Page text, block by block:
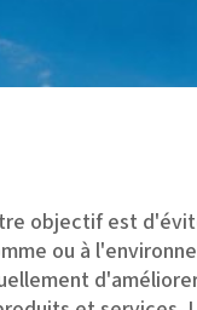
objectif est
ou à